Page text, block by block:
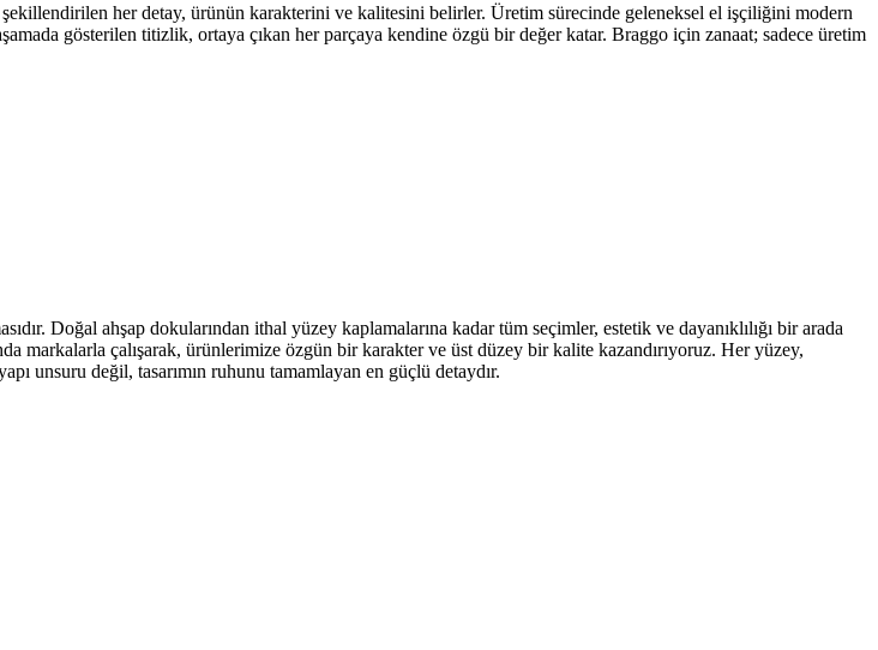
her detay, ürünün karakterini ve kalitesini belirler. Üretim sürecinde geleneksel el işçiliğini modern
gösterilen titizlik, ortaya çıkan her parçaya kendine özgü bir değer katar. Braggo için zanaat; sadece üretim
Doğal ahşap dokularından ithal yüzey kaplamalarına kadar tüm seçimler, estetik ve dayanıklılığı bir arada
çalışarak, ürünlerimize özgün bir karakter ve üst düzey bir kalite kazandırıyoruz. Her yüzey,
unsuru değil, tasarımın ruhunu tamamlayan en güçlü detaydır.